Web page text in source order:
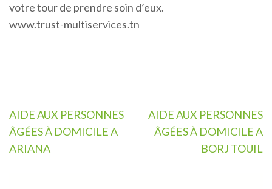
votre tour de prendre soin d’eux.
www.trust-multiservices.tn
Navigation
de
l’article
AIDE AUX PERSONNES
ÂGÉES À DOMICILE A
ARIANA
AIDE AUX PERSONNES
ÂGÉES À DOMICILE A
BORJ TOUIL